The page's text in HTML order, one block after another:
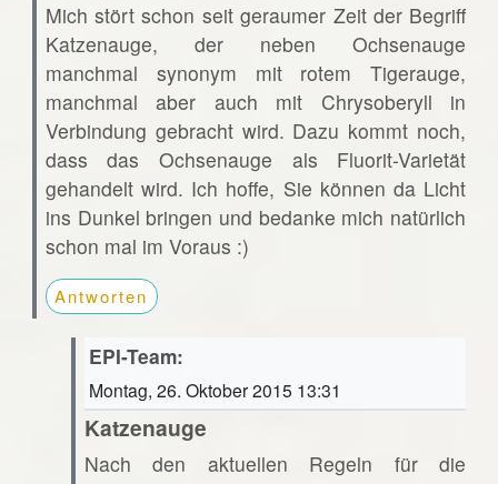
Mich stört schon seit geraumer Zeit der Begriff
Katzenauge, der neben Ochsenauge
manchmal synonym mit rotem Tigerauge,
manchmal aber auch mit Chrysoberyll in
Verbindung gebracht wird. Dazu kommt noch,
dass das Ochsenauge als Fluorit-Varietät
gehandelt wird. Ich hoffe, Sie können da Licht
ins Dunkel bringen und bedanke mich natürlich
schon mal im Voraus :)
Antworten
EPI-Team:
Montag, 26. Oktober 2015 13:31
Katzenauge
Nach den aktuellen Regeln für die